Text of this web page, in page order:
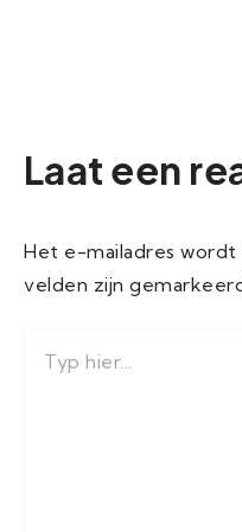
Laat een
Het e-mailadres
velden zijn
HIER...